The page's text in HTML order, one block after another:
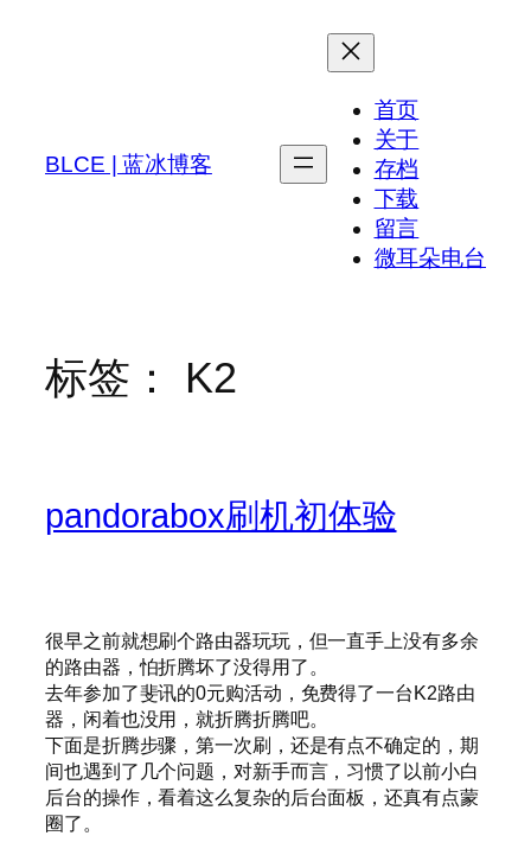
BLCE | 蓝冰博客
首页
关于
存档
下载
留言
微耳朵电台
标签： K2
pandorabox刷机初体验
很早之前就想刷个路由器玩玩，但一直手上没有多余
的路由器，怕折腾坏了没得用了。
去年参加了斐讯的0元购活动，免费得了一台K2路由
器，闲着也没用，就折腾折腾吧。
下面是折腾步骤，第一次刷，还是有点不确定的，期
间也遇到了几个问题，对新手而言，习惯了以前小白
后台的操作，看着这么复杂的后台面板，还真有点蒙
圈了。